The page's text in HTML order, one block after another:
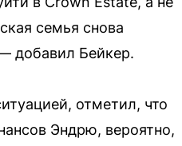
семья снова
добавил Бейкер.
отметил, что
Эндрю, вероятно,